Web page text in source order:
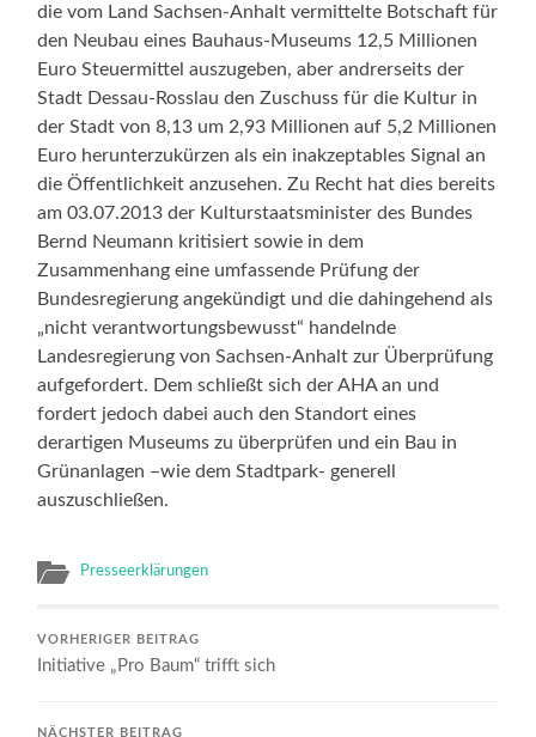
die vom Land Sachsen-Anhalt vermittelte Botschaft für
den Neubau eines Bauhaus-Museums 12,5 Millionen
Euro Steuermittel auszugeben, aber andrerseits der
Stadt Dessau-Rosslau den Zuschuss für die Kultur in
der Stadt von 8,13 um 2,93 Millionen auf 5,2 Millionen
Euro herunterzukürzen als ein inakzeptables Signal an
die Öffentlichkeit anzusehen. Zu Recht hat dies bereits
am 03.07.2013 der Kulturstaatsminister des Bundes
Bernd Neumann kritisiert sowie in dem
Zusammenhang eine umfassende Prüfung der
Bundesregierung angekündigt und die dahingehend als
„nicht verantwortungsbewusst“ handelnde
Landesregierung von Sachsen-Anhalt zur Überprüfung
aufgefordert. Dem schließt sich der AHA an und
fordert jedoch dabei auch den Standort eines
derartigen Museums zu überprüfen und ein Bau in
Grünanlagen –wie dem Stadtpark- generell
auszuschließen.
Presseerklärungen
VORHERIGER BEITRAG
Initiative „Pro Baum“ trifft sich
NÄCHSTER BEITRAG